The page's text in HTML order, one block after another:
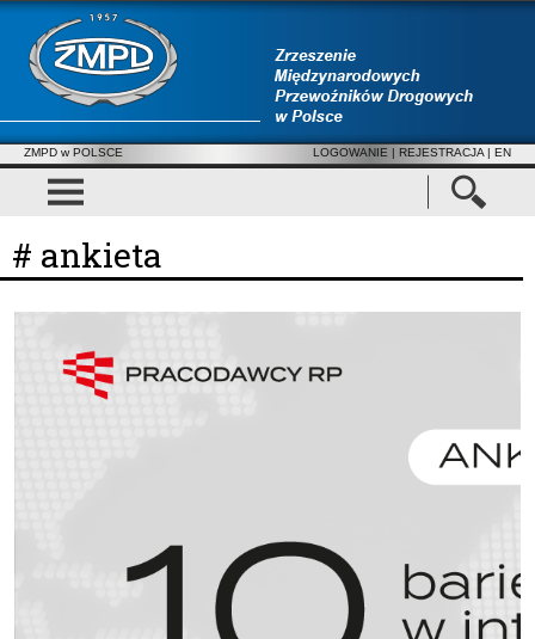
ZMPD w POLSCE LOGOWANIE | REJESTRACJA | EN
# ankieta